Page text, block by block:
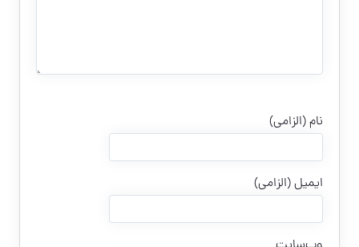
نام (الزامی)
ایمیل (الزامی)